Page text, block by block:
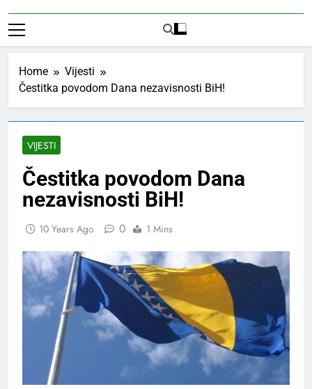
Home
Vijesti
Čestitka povodom Dana nezavisnosti BiH!
VIJESTI
Čestitka povodom Dana
nezavisnosti BiH!
10 Years Ago 0 1 Mins